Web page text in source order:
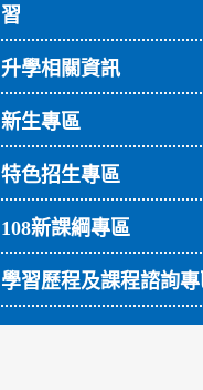
習
升學相關資訊
新生專區
特色招生專區
108新課綱專區
學習歷程及課程諮詢